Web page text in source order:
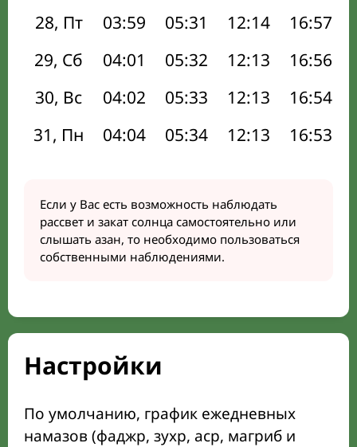
28, Пт
03:59 05:31 12:14 16:57
29, Сб
04:01 05:32 12:13 16:56
30, Вс
04:02 05:33 12:13 16:54
31, Пн
04:04 05:34 12:13 16:53
Если у Вас есть возможность наблюдать
рассвет и закат солнца самостоятельно или
слышать азан, то необходимо пользоваться
собственными наблюдениями.
Настройки
По умолчанию, график ежедневных
намазов (фаджр, зухр, аср, магриб и